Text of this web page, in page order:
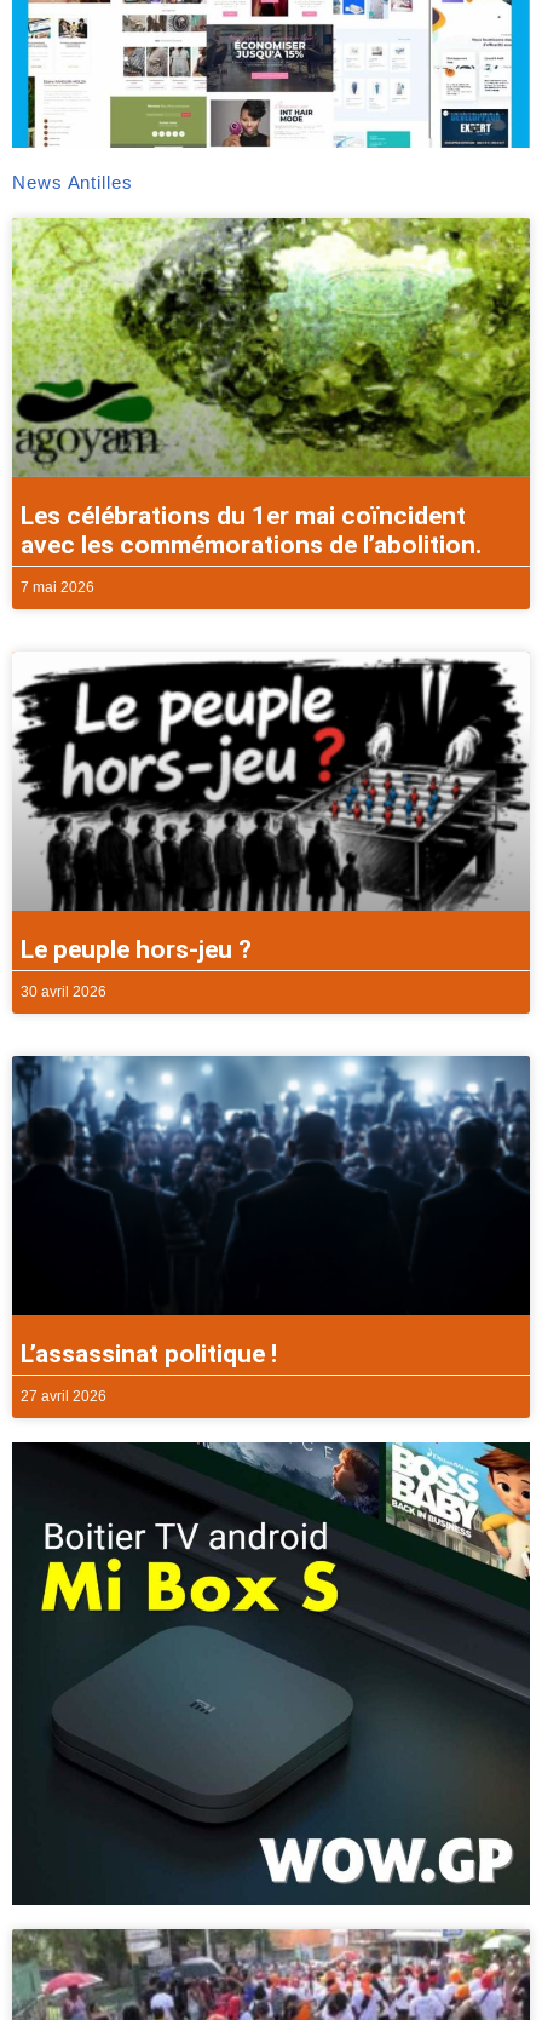
News Antilles
Les célébrations du 1er mai coïncident
avec les commémorations de l’abolition.
7 mai 2026
Le peuple hors-jeu ?
30 avril 2026
L’assassinat politique !
27 avril 2026